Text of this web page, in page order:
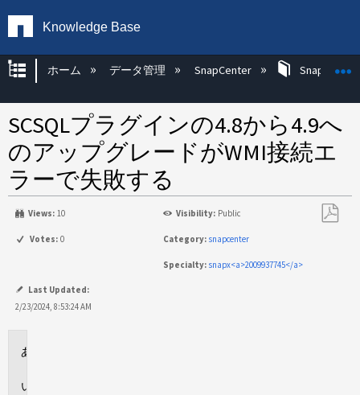
Knowledge Base
グローバル階層を展開/折りたたむ
ホーム データ管理 SnapCenter SnapCenter
SCSQLプラグインの4.8から4.9へ
のアップグレードがWMI接続エ
ラーで失敗する
Views: 10 Visibility: Public
Votes: 0 Category: snapcenter
Specialty: snapx<a>2009937745</a>
Last Updated:
2/23/2024, 8:53:24 AM